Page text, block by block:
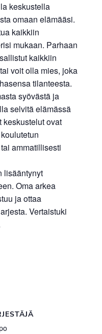
keskustella
omaan elämääsi.
kaikkiin
mukaan. Parhaan
kaikkiin
voit olla mies, joka
tilanteesta.
syövästä ja
selvitä elämässä
keskustelut ovat
ammatillisesti
lisääntynyt
Oma arkea
ja ottaa
Vertaistuki